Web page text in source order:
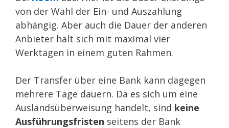
von der Wahl der Ein- und Auszahlung
abhängig. Aber auch die Dauer der anderen
Anbieter hält sich mit maximal vier
Werktagen in einem guten Rahmen.
Der Transfer über eine Bank kann dagegen
mehrere Tage dauern. Da es sich um eine
Auslandsüberweisung handelt, sind keine
Ausführungsfristen seitens der Bank